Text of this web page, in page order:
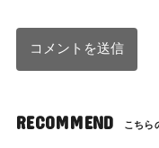
RECOMMEND